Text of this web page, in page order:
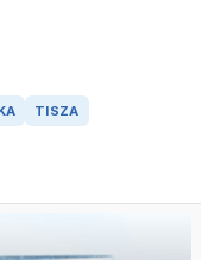
TISZA